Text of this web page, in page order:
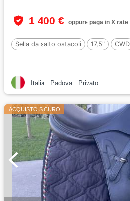
1 400 € oppure paga in X rate
Sella da salto ostacoli 17,5" CWD
Italia Padova Privato
ACQUISTO SICURO